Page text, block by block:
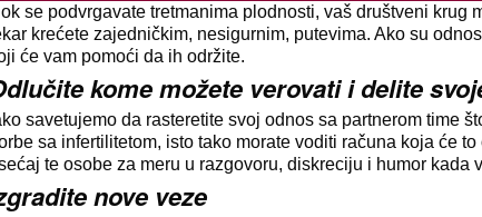
se podvrgavate tretmanima plodnosti, vaš društveni
krećete zajedničkim, nesigurnim, putevima. Ako su
će vam pomoći da ih održite.
kome možete verovati i delite
savetujemo da rasteretite svoj odnos sa partnerom time
sa infertilitetom, isto tako morate voditi računa koja će
te osobe za meru u razgovoru, diskreciju i humor
nove veze